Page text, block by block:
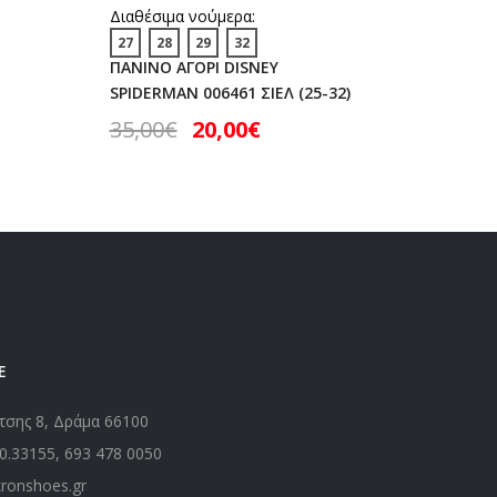
Διαθέσιμα νούμερα:
27 28 29 32
ΠΑΝΙΝΟ ΑΓΟΡΙ DISNEY
SPIDERMAN 006461 ΣΙΕΛ (25-32)
35,00€ 20,00€
8, Δράμα 66100
, 693 478 0050